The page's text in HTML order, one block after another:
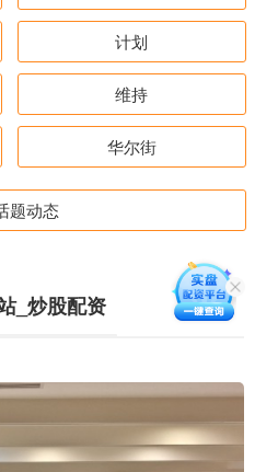
计划
维持
华尔街
题动态
_炒股配资